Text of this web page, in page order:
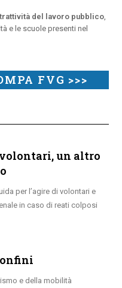
del lavoro pubblico
e le scuole presenti nel
FVG >>>
un altro
per l’agire di volontari e
in caso di reati colposi
e della mobilità